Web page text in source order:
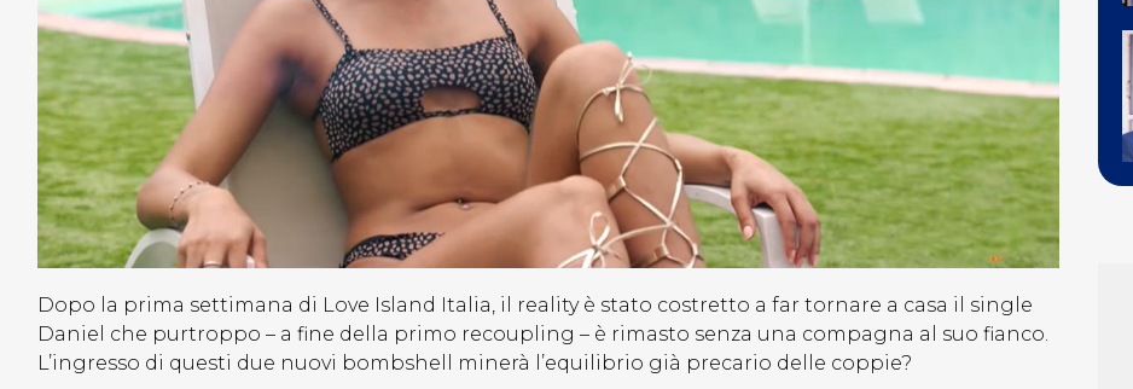
Dopo la prima settimana di Love Island Italia, il reality è stato costretto a far tornare a casa il single
Daniel che purtroppo – a fine della primo recoupling – è rimasto senza una compagna al suo fianco.
L’ingresso di questi due nuovi bombshell minerà l’equilibrio già precario delle coppie?